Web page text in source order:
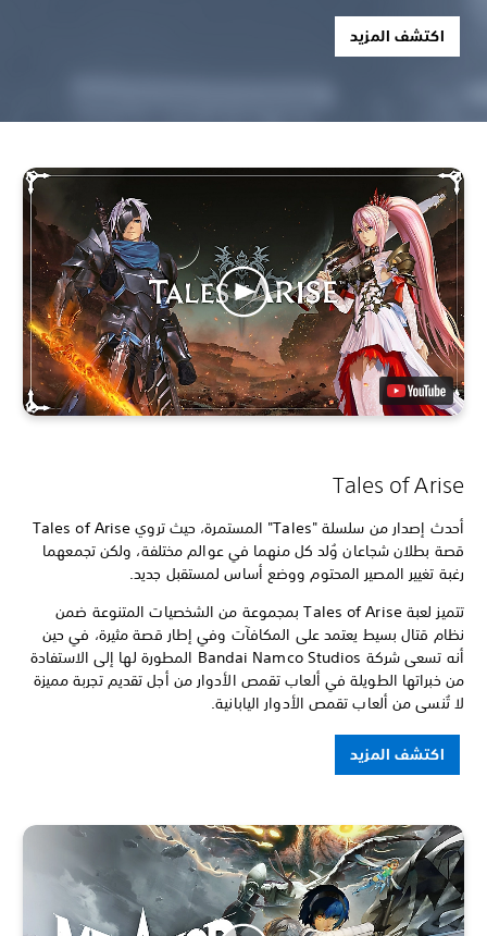
اكتشف المزيد
Tales of Arise
أحدث إصدار من سلسلة "Tales" المستمرة، حيث تروي Tales of Arise
قصة بطلان شجاعان وُلد كل منهما في عوالم مختلفة، ولكن تجمعهما
رغبة تغيير المصير المحتوم ووضع أساس لمستقبل جديد.
تتميز لعبة Tales of Arise بمجموعة من الشخصيات المتنوعة ضمن
نظام قتال بسيط يعتمد على المكافآت وفي إطار قصة مثيرة، في حين
أنه تسعى شركة Bandai Namco Studios المطورة لها إلى الاستفادة
من خبراتها الطويلة في ألعاب تقمص الأدوار من أجل تقديم تجربة مميزة
لا تُنسى من ألعاب تقمص الأدوار اليابانية.
اكتشف المزيد